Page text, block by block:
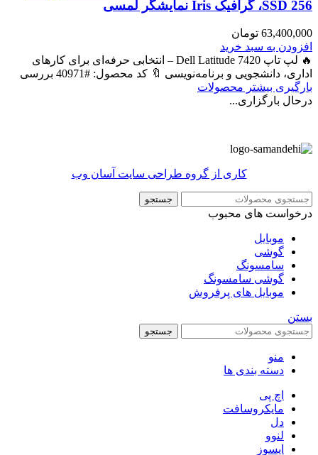
SSD 256، گرافیک Iris نمایشگر لمسی
63,400,000 تومان
افزودن به سبد خرید
🔥 لپ تاپ Dell Latitude 7420 – انتخابی حرفه‌ای برای کارهای
اداری، دانشجویی و برنامه‌نویسی 🔖 کد محصول: #40971 بررسی
بارگیری بیشتر محصولات
درحال بارگزاری...
کاری از گروه طراحی سایت آسان وب
جستجو
درخواست های محبوب
موبایل
گوشی
سامسونگ
گوشی سامسونگ
موبایل های پرفروش
بستن
جستجو
منو
دسته بندی ها
اچ پی
مایکروسافت
دل
لنوو
ایسوز